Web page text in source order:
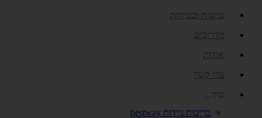
נגישות ובטיחות
מדריכים
אודות
צרו קשר
עוד...
בריכות ניידות bestway